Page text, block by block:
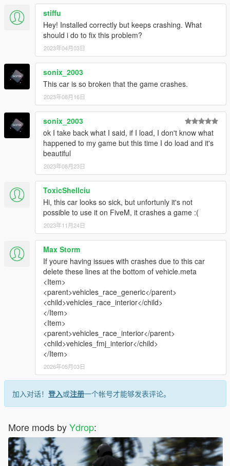
stiffu
Hey! Installed correctly but keeps crashing. What
should i do to fix this problem?
2023年04月03日
sonix_2003
This car is so broken that the game crashes.
2023年08月16日
sonix_2003
ok I take back what I said, if I load, I don't know what
happened to my game but this time I do load and it's
beautiful
2023年08月23日
ToxicShellciu
Hi, this car looks so sick, but unfortunly it's not
possible to use it on FiveM, it crashes a game :(
2023年11月24日
Max Storm
If youre having issues with crashes due to this car
delete these lines at the bottom of vehicle.meta
<Item>
<parent>vehicles_race_generic</parent>
<child>vehicles_race_interior</child>
</Item>
<Item>
<parent>vehicles_race_interior</parent>
<child>vehicles_fmj_interior</child>
</Item>
2026年05月03日
加入对话！ 登入或注册一个帐号才能够发表评论。
More mods byYdrop: